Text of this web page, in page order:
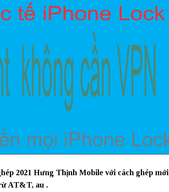
2021 Hưng Thịnh Mobile với cách ghép mới
AT&T, au .